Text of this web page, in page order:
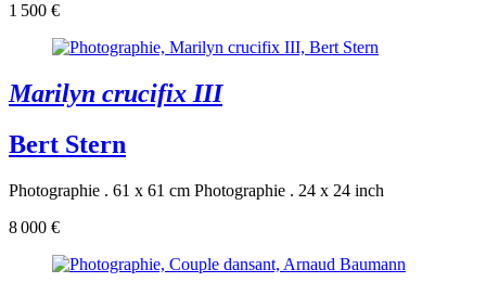
1 500 €
Marilyn crucifix III
Bert Stern
Photographie . 61 x 61 cm Photographie . 24 x 24 inch
8 000 €